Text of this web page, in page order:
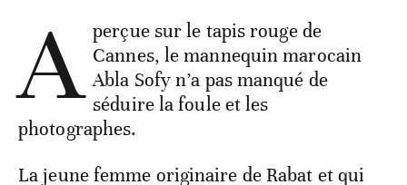
A perçue sur le tapis rouge de
Cannes, le mannequin marocain
Abla Sofy n’a pas manqué de
séduire la foule et les
photographes.
La jeune femme originaire de Rabat et qui